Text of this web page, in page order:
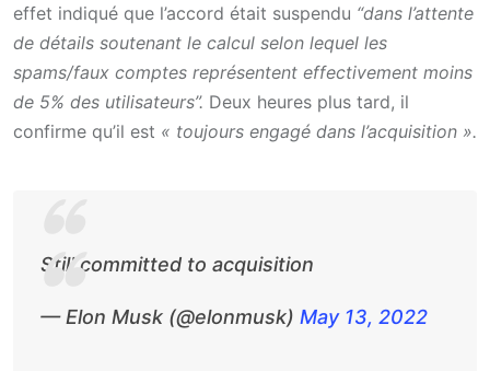
effet indiqué que l’accord était suspendu “dans l’attente
de détails soutenant le calcul selon lequel les
spams/faux comptes représentent effectivement moins
de 5% des utilisateurs”. Deux heures plus tard, il
confirme qu’il est « toujours engagé dans l’acquisition ».
Still committed to acquisition
— Elon Musk (@elonmusk) May 13, 2022